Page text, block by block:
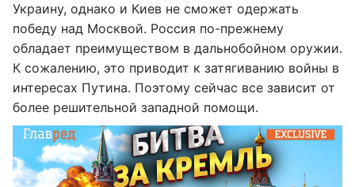
Украину, однако и Киев не сможет одержать
победу над Москвой. Россия по-прежнему
обладает преимуществом в дальнобойном оружии.
К сожалению, это приводит к затягиванию войны в
интересах Путина. Поэтому сейчас все зависит от
более решительной западной помощи.